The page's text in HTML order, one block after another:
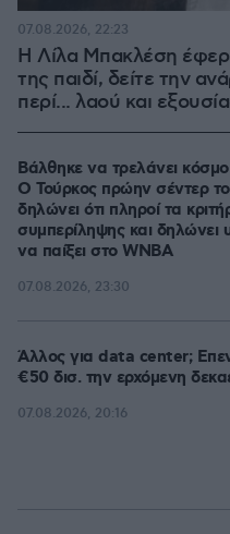
Η Λίλα Μπακλέση
της παιδί, δείτε την
περί... λαού και
07.08.2026, 22:23
Βάλθηκε να τρελάνει
Ο Τούρκος πρώην σέντερ
δηλώνει ότι πληροί τα
συμπερίληψης και δηλώνει
να παίξει στο WNBA
07.08.2026, 23:30
Άλλος για data center;
€50 δισ. την ερχόμενη
07.08.2026, 20:16